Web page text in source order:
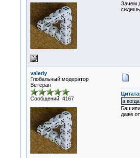
Зачем
сидишь
valeriy
Глобальный модератор
Ветеран
Сообщений: 4167
а
даже